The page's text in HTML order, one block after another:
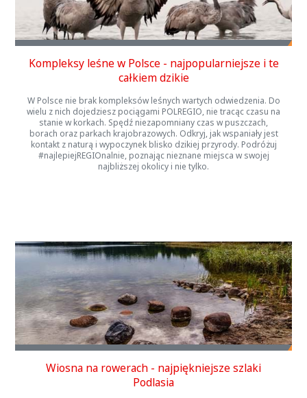
Kompleksy leśne w Polsce - najpopularniejsze i te
całkiem dzikie
W Polsce nie brak kompleksów leśnych wartych odwiedzenia. Do
wielu z nich dojedziesz pociągami POLREGIO, nie tracąc czasu na
stanie w korkach. Spędź niezapomniany czas w puszczach,
borach oraz parkach krajobrazowych. Odkryj, jak wspaniały jest
kontakt z naturą i wypoczynek blisko dzikiej przyrody. Podróżuj
#najlepiejREGIOnalnie, poznając nieznane miejsca w swojej
najbliższej okolicy i nie tylko.
Wiosna na rowerach - najpiękniejsze szlaki
Podlasia